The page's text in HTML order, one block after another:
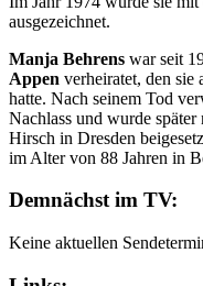
ausgezeichnet.
Manja Behrens war seit
Appen verheiratet, den sie
hatte. Nach seinem Tod
Nachlass und wurde
Hirsch in Dresden
im Alter von 88 Jahren in
Demnächst im TV:
Keine aktuellen